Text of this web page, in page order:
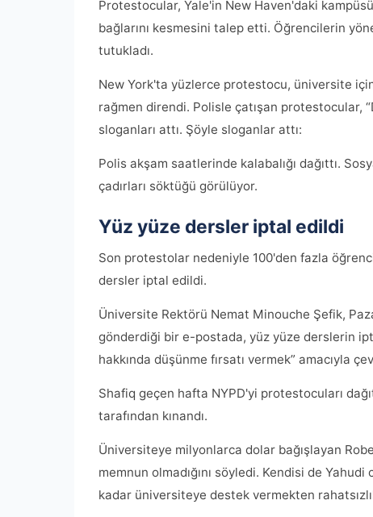
Protestocular, Yale'in New Haven'daki
bağlarını kesmesini talep etti. Öğrencilerin
tutukladı.
New York'ta yüzlerce protestocu, üniversite
rağmen direndi. Polisle çatışan protestocular,
sloganları attı. Şöyle sloganlar attı:
Polis akşam saatlerinde kalabalığı dağıttı.
çadırları söktüğü görülüyor.
Yüz yüze dersler iptal edildi
Son protestolar nedeniyle 100'den fazla
dersler iptal edildi.
Üniversite Rektörü Nemat Minouche Şefik,
gönderdiği bir e-postada, yüz yüze derslerin
hakkında düşünme fırsatı vermek” amacıyla
Shafiq geçen hafta NYPD'yi protestocuları
tarafından kınandı.
Üniversiteye milyonlarca dolar bağışlayan
memnun olmadığını söyledi. Kendisi de
kadar üniversiteye destek vermekten